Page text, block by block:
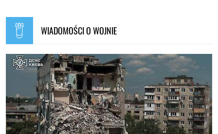
WIADOMOŚCI O WOJNIE